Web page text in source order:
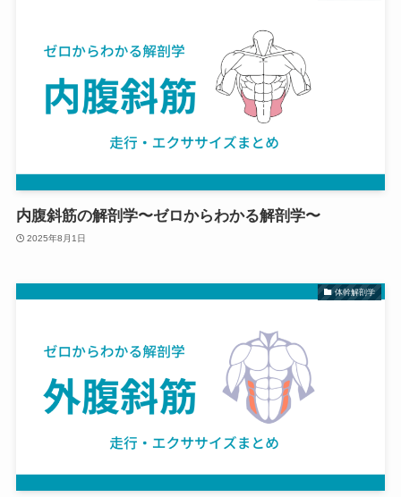
内腹斜筋の解剖学〜ゼロからわかる解剖学〜
2025年8月1日
体幹解剖学